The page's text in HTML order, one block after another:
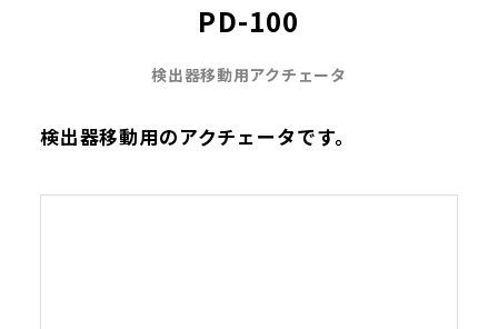
PD-100
検出器移動用アクチェータ
検出器移動用のアクチェータです。